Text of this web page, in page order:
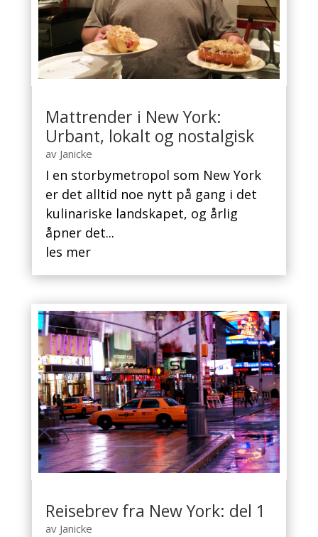
Mattrender i New York:
Urbant, lokalt og nostalgisk
av Janicke
I en storbymetropol som New York
er det alltid noe nytt på gang i det
kulinariske landskapet, og årlig
åpner det...
les mer
Reisebrev fra New York: del 1
av Janicke